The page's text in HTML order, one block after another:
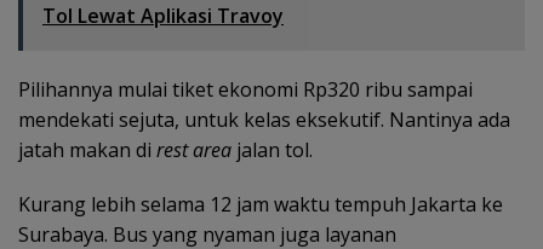
Tol Lewat Aplikasi Travoy
Pilihannya mulai tiket ekonomi Rp320 ribu sampai
mendekati sejuta, untuk kelas eksekutif. Nantinya ada
jatah makan di rest area jalan tol.
Kurang lebih selama 12 jam waktu tempuh Jakarta ke
Surabaya. Bus yang nyaman juga layanan